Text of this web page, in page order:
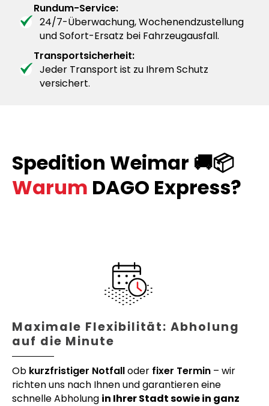
Rundum-Service:
24/7-Überwachung, Wochenendzustellung
und Sofort-Ersatz bei Fahrzeugausfall.
Transportsicherheit:
Jeder Transport ist zu Ihrem Schutz
versichert.
Spedition Weimar 🚚📦
Warum DAGO Express?
Maximale Flexibilität: Abholung
auf die Minute
Ob kurzfristiger Notfalloder fixer Termin – wir
richten uns nach Ihnen und garantieren eine
schnelle Abholung in Ihrer Stadt sowie in ganz